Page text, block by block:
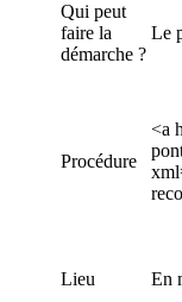
Qui peut
faire la
démarche ?
Le
Procédure
<a
Lieu En